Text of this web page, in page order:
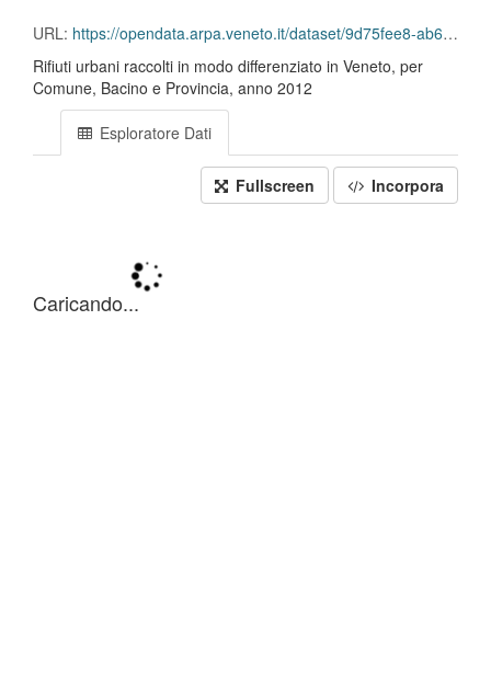
URL: https://opendata.arpa.veneto.it/dataset/9d75fee8-ab6f-4cee-bb7e-dd5d0e63d158/resource/72e84c3f-f0f4-4120-8d1f-a886e87ed02c/download/percentuale_raccolta_differ_per_comuni_2012.csv
Rifiuti urbani raccolti in modo differenziato in Veneto, per
Comune, Bacino e Provincia, anno 2012
Esploratore Dati
Fullscreen Incorpora